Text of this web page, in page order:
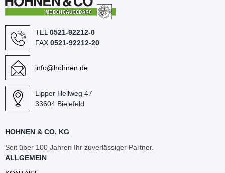
TEL 0521-92212-0
FAX 0521-92212-20
info@hohnen.de
Lipper Hellweg 47
33604 Bielefeld
HOHNEN & CO. KG
Seit über 100 Jahren Ihr zuverlässiger Partner.
ALLGEMEIN